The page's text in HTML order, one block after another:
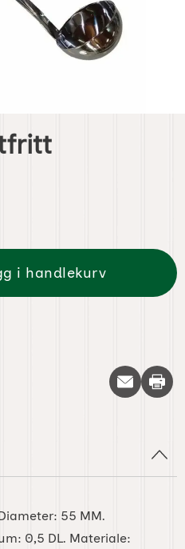
rustfritt
i handlekurv
Skriv
55 MM.
0,5 DL. Materiale: